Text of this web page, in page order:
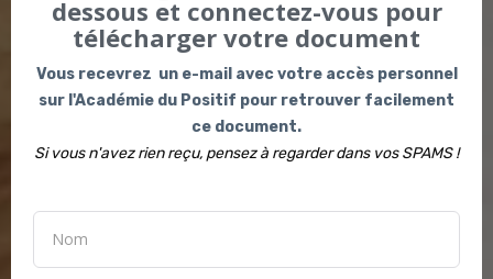
dessous et connectez-vous pour
télécharger votre document
Vous recevrez un e-mail avec votre accès personnel
sur l'Académie du Positif pour retrouver facilement
ce document.
Si vous n'avez rien reçu, pensez à regarder dans vos SPAMS !